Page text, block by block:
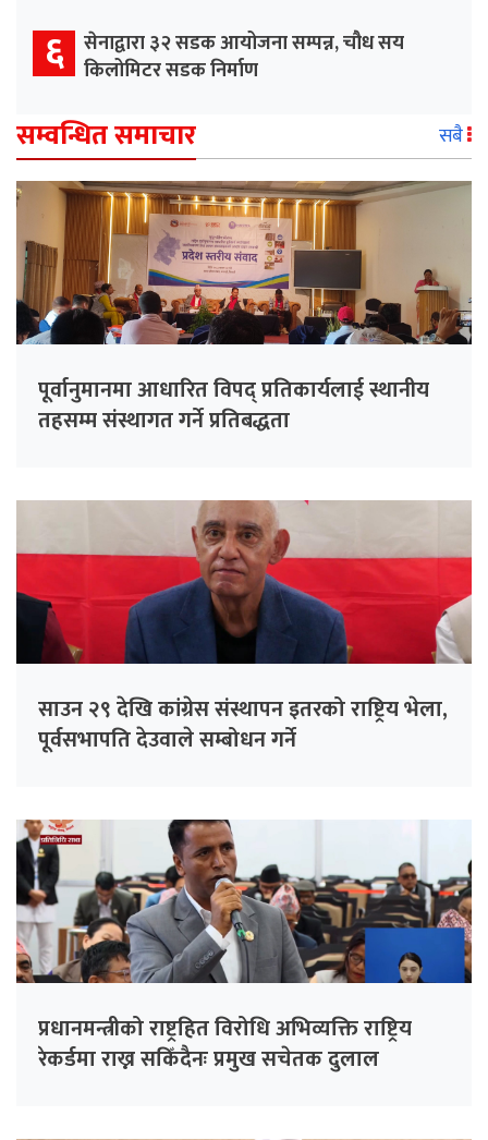
६ सेनाद्वारा ३२ सडक आयोजना सम्पन्न, चौध सय
किलोमिटर सडक निर्माण
सम्वन्धित समाचार सबै
पूर्वानुमानमा आधारित विपद् प्रतिकार्यलाई स्थानीय
तहसम्म संस्थागत गर्ने प्रतिबद्धता
साउन २९ देखि कांग्रेस संस्थापन इतरको राष्ट्रिय भेला,
पूर्वसभापति देउवाले सम्बोधन गर्ने
प्रधानमन्त्रीको राष्ट्रहित विरोधि अभिव्यक्ति राष्ट्रिय
रेकर्डमा राख्न सकिँदैनः प्रमुख सचेतक दुलाल